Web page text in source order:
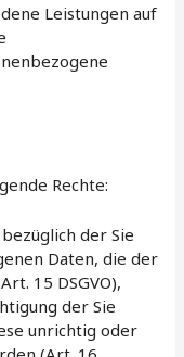
Leistungen auf
Rechte:
der Sie
Daten, die der
15 DSGVO),
der Sie
unrichtig oder